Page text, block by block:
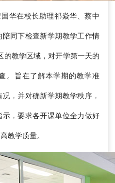
华在校长助理祁焱华、蔡中
同下检查新学期教学工作情
的教学区域，对开学第一天的
。旨在了解本学期的教学准
，并对确新学期教学秩序，
，要求各开课单位全力做好
教学质量。